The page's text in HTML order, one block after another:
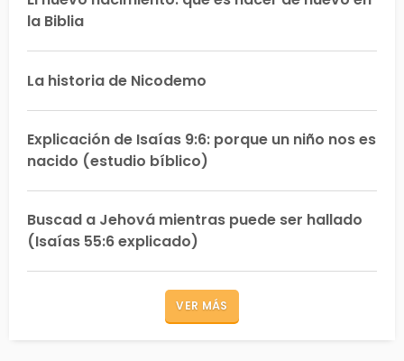
la Biblia
La historia de Nicodemo
Explicación de Isaías 9:6: porque un niño nos es
nacido (estudio bíblico)
Buscad a Jehová mientras puede ser hallado
(Isaías 55:6 explicado)
VER MÁS